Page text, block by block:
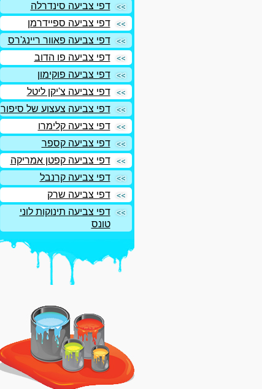
דפי צביעה סינדרלה
דפי צביעה ספיידרמן
דפי צביעה פאוור ריינג'רס
דפי צביעה פו הדוב
דפי צביעה פוקימון
דפי צביעה צ'יקן ליטל
דפי צביעה צעצוע של סיפור
דפי צביעה קלימרו
דפי צביעה קספר
דפי צביעה קפטן אמריקה
דפי צביעה קרנבל
דפי צביעה שרק
דפי צביעה תינוקות לוני
טונס